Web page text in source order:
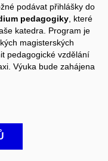
podávat přihlášky do
pedagogiky , které
katedra. Program je
magisterských
pedagogické vzdělání
Výuka bude zahájena